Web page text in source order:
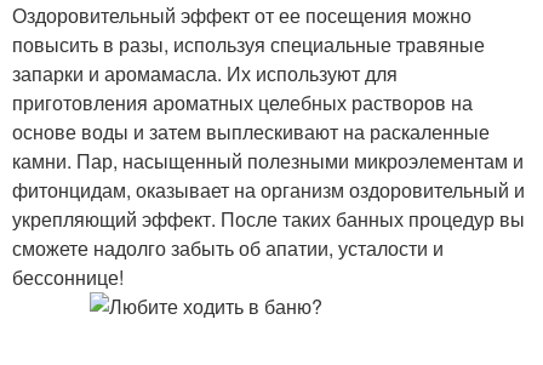
Оздоровительный эффект от ее посещения можно
повысить в разы, используя специальные травяные
запарки и аромамасла. Их используют для
приготовления ароматных целебных растворов на
основе воды и затем выплескивают на раскаленные
камни. Пар, насыщенный полезными микроэлементам и
фитонцидам, оказывает на организм оздоровительный и
укрепляющий эффект. После таких банных процедур вы
сможете надолго забыть об апатии, усталости и
бессоннице!